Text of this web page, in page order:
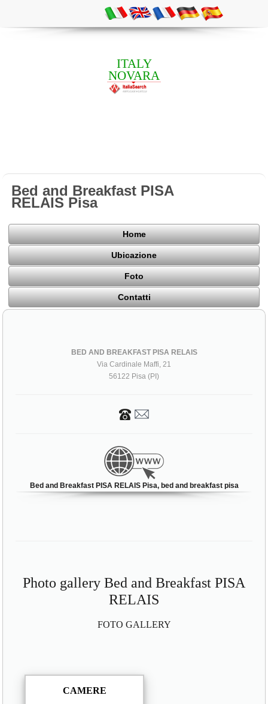
ITALY
NOVARA
Bed and Breakfast PISA
RELAIS Pisa
Home
Ubicazione
Foto
Contatti
BED AND BREAKFAST PISA RELAIS
Via Cardinale Maffi, 21
56122 Pisa (PI)
Bed and Breakfast PISA RELAIS Pisa, bed and breakfast pisa
Photo gallery Bed and Breakfast PISA
RELAIS
FOTO GALLERY
CAMERE